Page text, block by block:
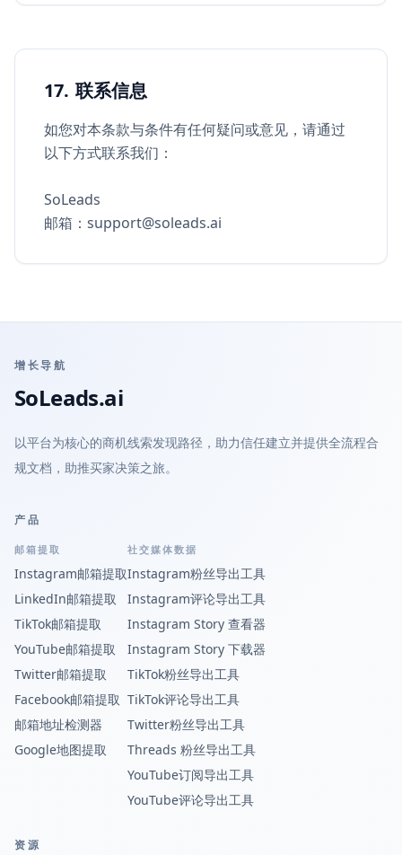
17. 联系信息
如您对本条款与条件有任何疑问或意见，请通过
以下方式联系我们：
SoLeads
邮箱： support@soleads.ai
增长导航
SoLeads.ai
以平台为核心的商机线索发现路径，助力信任建立并提供全流程合
规文档，助推买家决策之旅。
产品
邮箱提取
Instagram邮箱提取
LinkedIn邮箱提取
TikTok邮箱提取
YouTube邮箱提取
Twitter邮箱提取
Facebook邮箱提取
邮箱地址检测器
Google地图提取
社交媒体数据
Instagram粉丝导出工具
Instagram评论导出工具
Instagram Story 查看器
Instagram Story 下载器
TikTok粉丝导出工具
TikTok评论导出工具
Twitter粉丝导出工具
Threads 粉丝导出工具
YouTube订阅导出工具
YouTube评论导出工具
资源